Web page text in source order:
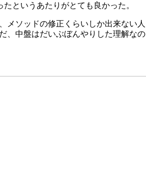
たというあたりがとても良かった。
メソッドの修正くらいしか出来ない人
、中盤はだいぶぼんやりした理解なの